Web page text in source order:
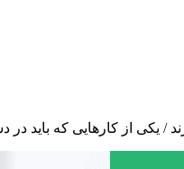
از کارهایی که باید در